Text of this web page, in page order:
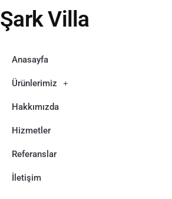
Şark Villa
Anasayfa
Ürünlerimiz
Hakkımızda
Hizmetler
Referanslar
İletişim